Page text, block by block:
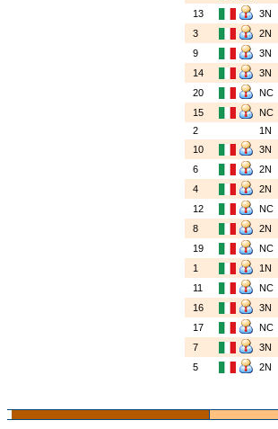
13
3N
3
2N
9
3N
14
3N
20
NC
15
NC
2
1N
10
3N
6
2N
4
2N
12
NC
8
2N
19
NC
1
1N
11
NC
16
3N
17
NC
7
3N
5
2N